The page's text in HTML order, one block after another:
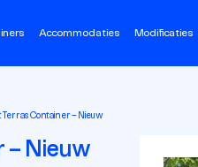
Accommodaties Modificaties
Terras Container – Nieuw
– Nieuw